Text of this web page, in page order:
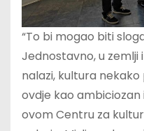
“To bi mogao biti
Jednostavno, u zemlji
nalazi, kultura
ovdje kao ambiciozan
ovom Centru za